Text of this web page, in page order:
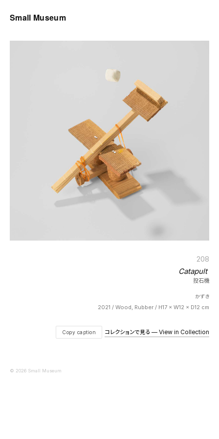
Small Museum
208
Catapult
投石機
かずき
2021 / Wood, Rubber / H17 × W12 × D12 cm
Copy caption コレクションで見る — View in Collection
© 2026 Small Museum